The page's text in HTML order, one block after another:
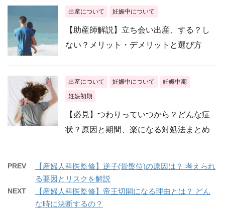
出産について 妊娠中について
【助産師解説】立ち会い出産、する？し
ない？メリット・デメリットと選び方
出産について 妊娠中について 妊娠中期
妊娠初期
【必見】つわりっていつから？どんな症
状？原因と期間、楽になる対処法まとめ
PREV
【産婦人科医監修】逆子(骨盤位)の原因は？ 考えられ
る要因とリスクを解説
NEXT
【産婦人科医監修】帝王切開になる理由とは？ どん
な時に決断するの？